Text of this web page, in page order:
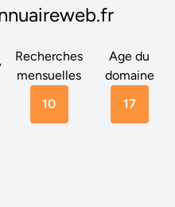
Recherches
mensuelles
10
Age du
domaine
17